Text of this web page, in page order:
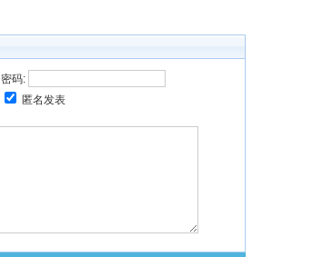
密码:
匿名发表